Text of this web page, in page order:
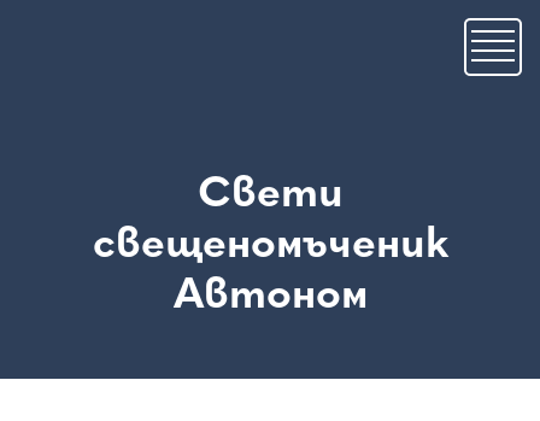
Свети
свещеномъченик
Автоном